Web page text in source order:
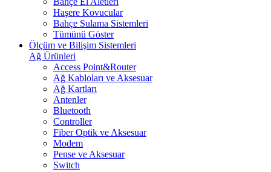
Haşere Kovucular
Bahçe Sulama Sistemleri
Tümünü Göster
Ölçüm ve Bilişim Sistemleri
Ağ Ürünleri
Access Point&Router
Ağ Kabloları ve Aksesuar
Ağ Kartları
Antenler
Bluetooth
Controller
Fiber Optik ve Aksesuar
Modem
Pense ve Aksesuar
Switch